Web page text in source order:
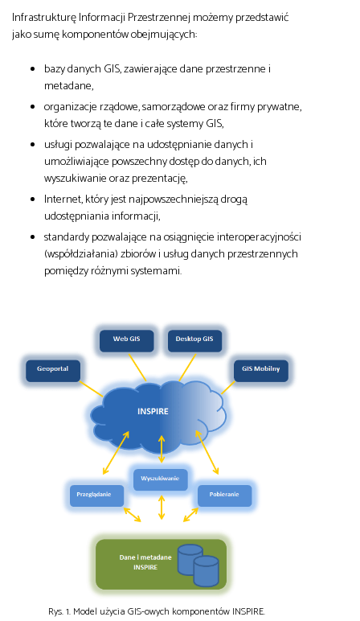
Infrastrukturę Informacji Przestrzennej możemy przedstawić
jako sumę komponentów obejmujących:
bazy danych GIS, zawierające dane przestrzenne i
metadane,
organizacje rządowe, samorządowe oraz firmy prywatne,
które tworzą te dane i całe systemy GIS,
usługi pozwalające na udostępnianie danych i
umożliwiające powszechny dostęp do danych, ich
wyszukiwanie oraz prezentację,
Internet, który jest najpowszechniejszą drogą
udostępniania informacji,
standardy pozwalające na osiągnięcie interoperacyjności
(współdziałania) zbiorów i usług danych przestrzennych
pomiędzy różnymi systemami.
Rys. 1. Model użycia GIS-owych komponentów INSPIRE.